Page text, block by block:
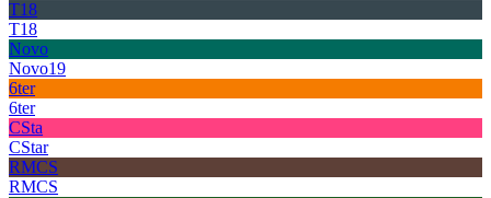
T18
T18
Novo
Novo19
6ter
6ter
CSta
CStar
RMCS
RMCS